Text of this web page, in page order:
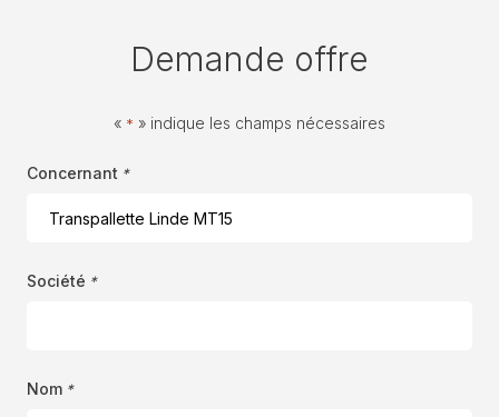
Demande offre
« * » indique les champs nécessaires
Concernant *
Société *
Nom *